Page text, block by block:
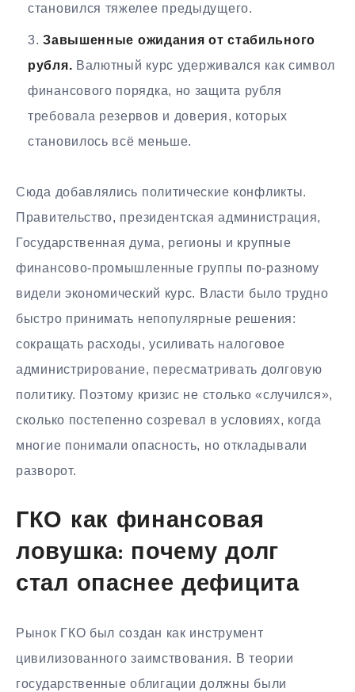
становился тяжелее предыдущего.
Завышенные ожидания от стабильного
рубля. Валютный курс удерживался как символ
финансового порядка, но защита рубля
требовала резервов и доверия, которых
становилось всё меньше.
Сюда добавлялись политические конфликты.
Правительство, президентская администрация,
Государственная дума, регионы и крупные
финансово-промышленные группы по-разному
видели экономический курс. Власти было трудно
быстро принимать непопулярные решения:
сокращать расходы, усиливать налоговое
администрирование, пересматривать долговую
политику. Поэтому кризис не столько «случился»,
сколько постепенно созревал в условиях, когда
многие понимали опасность, но откладывали
разворот.
ГКО как финансовая
ловушка: почему долг
стал опаснее дефицита
Рынок ГКО был создан как инструмент
цивилизованного заимствования. В теории
государственные облигации должны были